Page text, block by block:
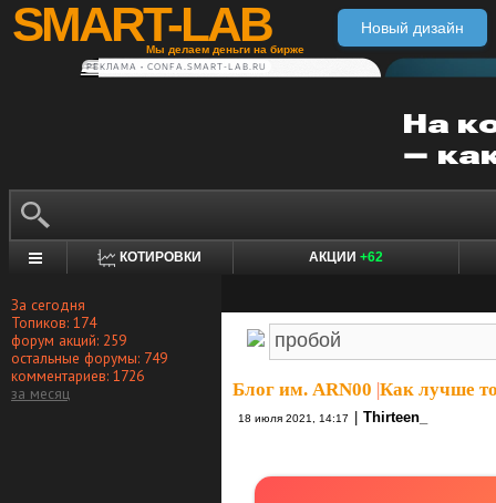
SMART-LAB
Мы делаем деньги на бирже
Новый дизайн
РЕКЛАМА • CONFA.SMART-LAB.RU
КОТИРОВКИ АКЦИИ +62
За сегодня
Топиков: 174
форум акций: 259
остальные форумы: 749
комментариев: 1726
за месяц
Блог им. ARN00 Как лучше
18 июля 2021, 14:17 Thirteen_